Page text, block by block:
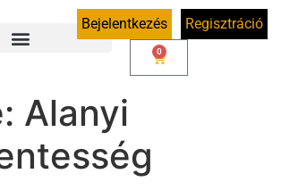
Bejelentkezés Regisztráció
0
Alanyi